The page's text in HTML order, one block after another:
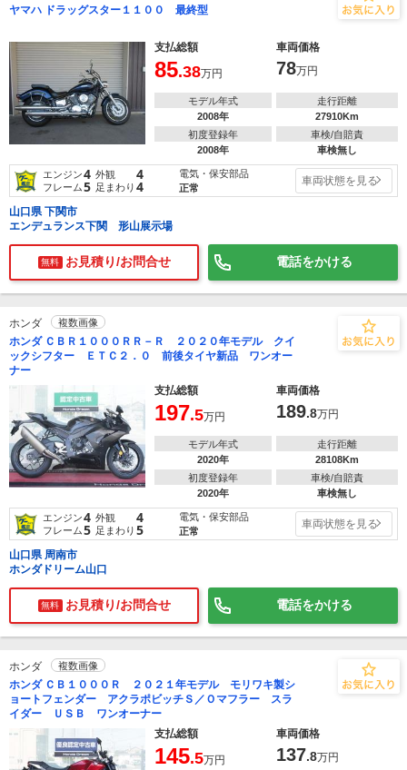
ヤマハ ドラッグスター１１００ 最終型
支払総額 車両価格
85.38万円 78万円
モデル年式
2008年
走行距離
27910Km
初度登録年
2008年
車検/自賠責
車検無し
エンジン4 外観 4
フレーム5 足まわり 4
電気・保安部品
正常
車両状態を見る
山口県 下関市
エンデュランス下関 形山展示場
無料 お見積り/お問合せ 電話をかける
ホンダ 複数画像
ホンダ ＣＢＲ１０００ＲＲ－Ｒ ２０２０年モデル クイ
ックシフター ＥＴＣ２．０ 前後タイヤ新品 ワンオー
ナー
支払総額
車両価格
197.5万円 189.8万円
モデル年式
2020年
走行距離
28108Km
初度登録年
2020年
車検/自賠責
車検無し
エンジン4 外観 4
フレーム5 足まわり 5
電気・保安部品
正常
車両状態を見る
山口県 周南市
ホンダドリーム山口
無料 お見積り/お問合せ 電話をかける
ホンダ 複数画像
ホンダ ＣＢ１０００Ｒ ２０２１年モデル モリワキ製シ
ョートフェンダー アクラポビッチＳ／Ｏマフラー スラ
イダー ＵＳＢ ワンオーナー
支払総額
車両価格
145.5万円 137.8万円